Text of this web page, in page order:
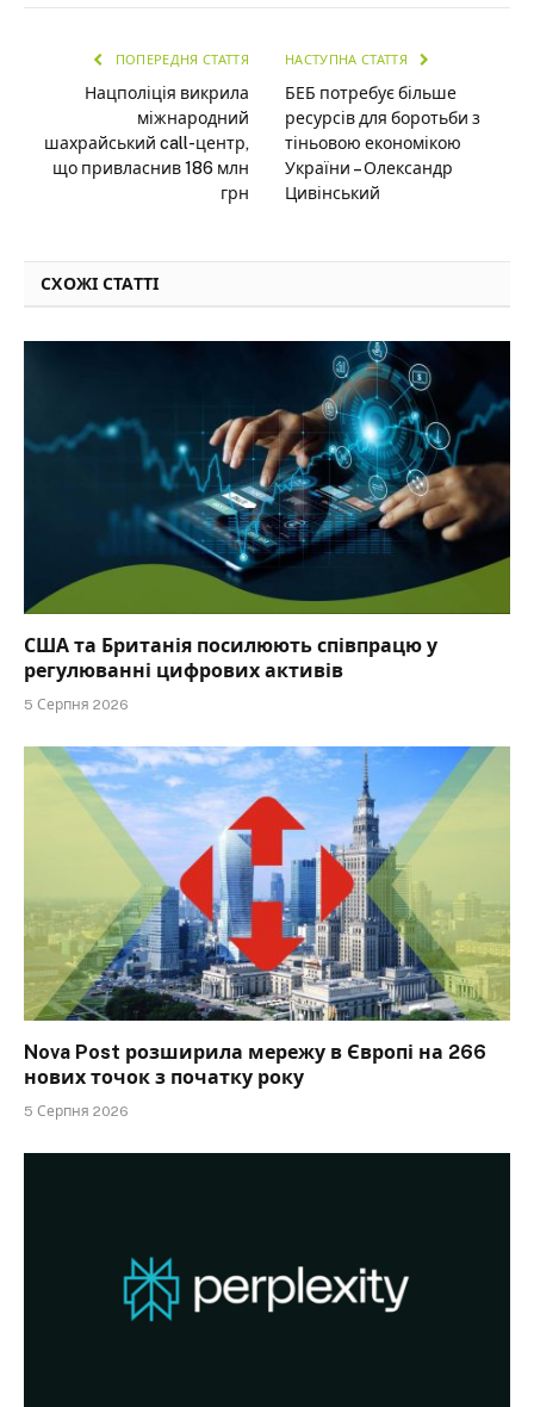
ПОПЕРЕДНЯ СТАТТЯ
Нацполіція викрила
міжнародний
шахрайський call-центр,
що привласнив 186 млн
грн
НАСТУПНА СТАТТЯ
БЕБ потребує більше
ресурсів для боротьби з
тіньовою економікою
України – Олександр
Цивінський
СХОЖІ СТАТТІ
США та Британія посилюють співпрацю у
регулюванні цифрових активів
5 Серпня 2026
Nova Post розширила мережу в Європі на 266
нових точок з початку року
5 Серпня 2026